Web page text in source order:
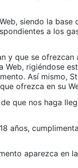
siendo la base
a los
y que se ofrezcan
rigiéndose
Así mismo,
ofrezca en su
que nos haga
años,
aparezca en